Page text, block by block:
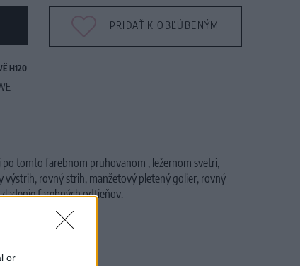
or
PRIDAŤ K OBĽÚBENÝM
H120
po tomto farebnom pruhovanom , ležernom svetri,
výstrih, rovný strih, manžetový pletený golier, rovný
farebných odtieňov.